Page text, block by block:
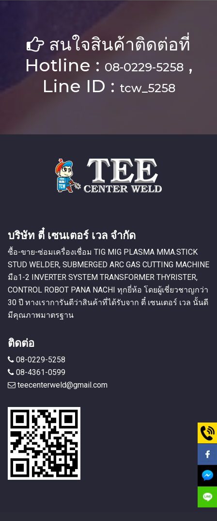
สนใจสินค้าติดต่อที่
Hotline : 08-0229-5258,
Line ID : tcw_5258
บริษัท ตี๋ เซนเตอร์ เวล จำกัด
ซื้อ-ขาย-ซ่อมเครื่องเชื่อม TIG MIG PLASMA MMA.STICK
STUD WELDER, SUBMERGED ARC GAS CUTTING MACHINE
มือ1-2 INVERTER SYSTEM TRANSFORMER THYRISTER,
CONTROL ROBOT PANA NACHI ทุกยี่ห้อ โดยผู้เชี่ยวชาญกว่า
30 ปี ทางเราการันตีว่าสินค้าที่ได้รับจาก ตี๋ เซนเตอร์ เวล นั้นดี
มีคุณภาพมาตรฐาน
ติดต่อ
08-0229-5258
08-4361-0599
teecenterweld@gmail.com